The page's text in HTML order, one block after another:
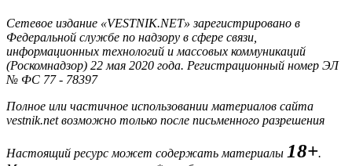
Сетевое издание «VESTNIK.NET» зарегистрировано в
Федеральной службе по надзору в сфере связи,
информационных технологий и массовых коммуникаций
(Роскомнадзор) 22 мая 2020 года. Регистрационный номер ЭЛ
№ ФС 77 - 78397
Полное или частичное использовании материалов сайта
vestnik.net возможно только после письменного разрешения
Настоящий ресурс может содержать материалы 18+.